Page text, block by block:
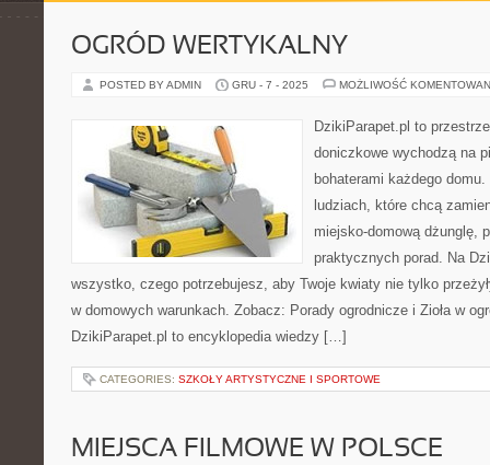
OGRÓD WERTYKALNY
POSTED BY ADMIN GRU - 7 - 2025 MOŻLIWOŚĆ
DzikiParapet.pl to
doniczkowe wychodzą na
bohaterami każdego
ludziach, które chcą
miejsko-domową dżunglę,
praktycznych porad. Na
wszystko, czego potrzebujesz, aby Twoje kwiaty nie tylko
w domowych warunkach. Zobacz: Porady ogrodnicze i Zioła w
DzikiParapet.pl to encyklopedia wiedzy […]
CATEGORIES: SZKOŁY ARTYSTYCZNE I SPORTOWE
MIEJSCA FILMOWE W POLSCE